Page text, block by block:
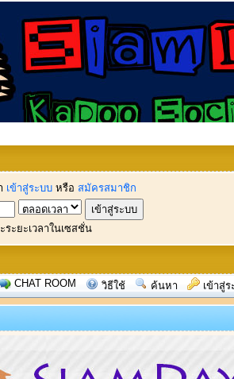
เข้าสู่ระบบ หรือ สมัครสมาชิก
ะยะเวลาในเซสชั่น
CHAT ROOM วิธีใช้ ค้นหา เข้าสู่